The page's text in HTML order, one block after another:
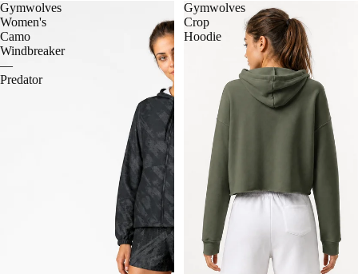
Gymwolves
Women's
Camo
Windbreaker
—
Predator
Gymwolves
Crop
Hoodie